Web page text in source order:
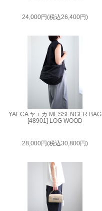
24,000円(税込26,400円)
YAECA ヤエカ MESSENGER BAG
[48901] LOG WOOD
28,000円(税込30,800円)